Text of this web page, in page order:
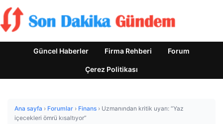
Güncel Haberler Firma Rehberi Forum
Çerez Politikası
Ana sayfa › Forumlar › Finans › Uzmanından kritik uyarı: “Yaz
içecekleri ömrü kısaltıyor”